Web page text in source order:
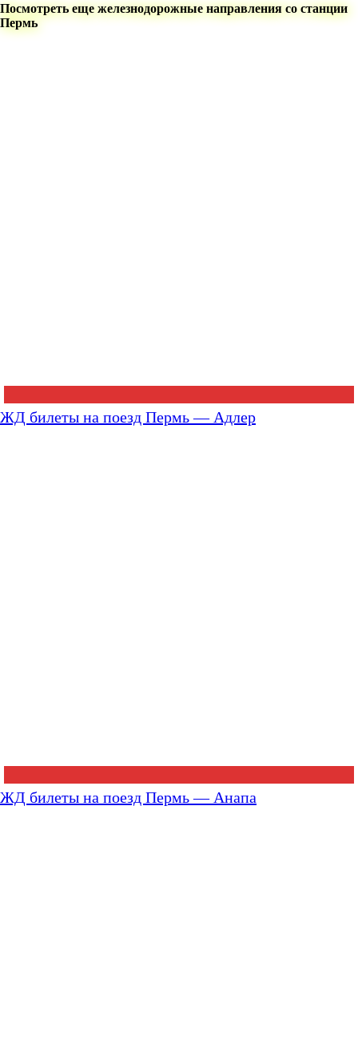
Посмотреть еще железнодорожные направления со станции
Пермь
ЖД билеты на поезд Пермь — Адлер
ЖД билеты на поезд Пермь — Анапа